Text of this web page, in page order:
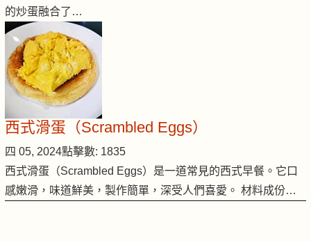
的炒蛋融合了…
西式滑蛋（Scrambled Eggs）
四 05, 2024點擊數: 1835
西式滑蛋（Scrambled Eggs）是一道常見的西式早餐。它口
感嫩滑，味道鮮美，製作簡單，深受人們喜愛。 材料成份…